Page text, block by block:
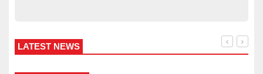
LATEST NEWS